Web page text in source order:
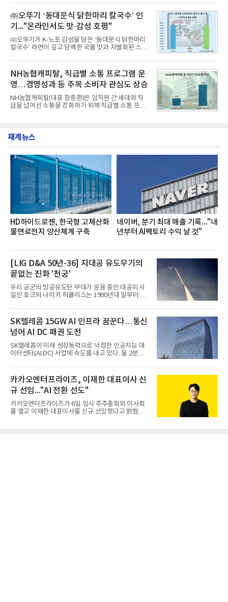
수력원자력, 한국석
떼는 6년 만에 선보이는 8세대 완전변경 모델로, ▲정
교한 선과 면을 중심으로 완성한 파격적인 디자인 ▲
과거 중형 세단 수준으로 확대된 차체 제원 ▲글로벌
최고 수준의 안전성 ▲성능과 효율을 동시에 높인 주
행 완성도 ▲첨단 편의 및 디지털 사양 적용 등을 통해
글로벌 준중형 세단의 새로운 기준을 세웠다.아반떼
는 가솔린 2.0과 1.6 하이브리드 두 가지 파워트레인
넘
㈜오뚜기 ‘동대문식 닭한마리 칼국수’ 인
기..."온라인서도 맛·감성 호평"
㈜오뚜기가 K-노포 감성을 담은 ‘동대문식 닭한마리
칼국수’ 라면이 깊고 담백한 국물 맛과 차별화된 스토
혔다.‘동대문식 닭한마리 칼국수’는 예상을 뛰어넘는
소비자 호응에 힘입어 지난 7월 13일 첫 선을 보인 지
단 18일 만에 누적 판매량 50만 개를 돌파하는 성과를
거두었다.이번 신제품은 개발진이 전국의 닭한마리
전문점을 직접 찾아 다니며 최적의 육수 비율을 완성
했다. 자극적이지 않으면서도 깊은 닭육수에 마늘의
개운한 풍미를 더했으며, 국물이 잘 배어들면서도 쫄
서도
NH농협캐피탈, 직급별 소통 프로그램 운
영…경영성과 등 주목 소비자 관심도 상승
NH농협캐피탈(대표 장종환)은 임직원 간 세대와 직
급을 넘어선 소통을 강화하기 위해 직급별 소통 프로
영지원부 홍보팀과 2026년 새로이(e)＊가 공동 주관
쳐 진행됐다.참고로 새로이(e)는 NH농협캐피탈 MZ
세대들로(과장~계장) 구성된 자율 참여조직으로, 조
직문화 혁신과 업무 효율성 향상을 위한 다양한 활동
을 추진하며,새로운 변화와 이로운 영향력을 조직전
반에 전파하는 역할
재계뉴스
HD하이드로젠, 한국형 고체산화
물연료전지 양산체계 구축
네이버, 분기 최대 매출 기록..."내
년부터 AI팩토리 수익 날 것"
[LIG D&A 50년-36] 지대공 유도무기의
끝없는 진화 '천궁'
우리 공군의 방공유도탄 부대가 운용 중인 대공미사
일인 호크와 나이키 허큘리스는 1990년대 말부터 성
기존 미사일체계를 대체할 중고도 및 중거리 대공미
사일을 개발하기로 결정했다.처음 KM-SAM 사업으로
불린 이 사업의 명칭은 호크(Iron Hawk, 철매)를 대체
한다는 의미에서 ‘철매Ⅱ’ 로 정해졌다. 철매Ⅱ 개발
사업은 미사일체계 완성 후인 2011년 ‘천궁(天弓)’으
로 다시 장비명이 바뀌었다. 17개 업체와 관련 기관이
참여한 가운데 LIG 넥스원은 탐색 개발에서 체계개발
인 천궁
SK텔레콤 15GW AI 인프라 꿈꾼다…통신
넘어 AI DC 패권 도전
SK텔레콤이 미래 성장동력으로 낙점한 인공지능 데
이터센터(AI DC) 사업에 속도를 내고 있다. 올 2분기
는 2035년까지 총 15GW(기가와트) 규모의 AI DC를
구축하겠다는 대형 청사진을 제시하면서다. 이에 따
라 경쟁 구도 역시 이동통신사인 KT, LG유플러스를
넘어 네이버, 삼성SDS 등 IT 인프라 기업으로 확장되
고 있다.7일 SK텔레콤에 따르면 회사는 올해 2분기
연결 기준 매출 4조 3591억원, 영업이익 5660억원을
기록했다. 매출은 전년 동기 대비 0.5%, 영업이익은
카카오엔터프라이즈, 이재한 대표이사 신
규 선임..."AI 전환 선도"
카카오엔터프라이즈가 6일 임시 주주총회와 이사회
를 열고 이재한 대표이사를 신규 선임했다고 밝혔다.